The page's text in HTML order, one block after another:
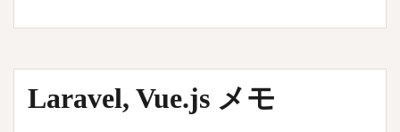
い
字
の
結
Laravel, Vue.js メモ